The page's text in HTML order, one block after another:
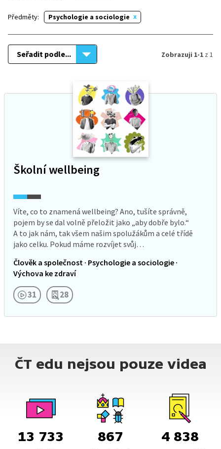
Předměty: Psychologie a sociologie
Seřadit podle... Zobrazuji 1-1 z 1
Školní wellbeing
Víte, co to znamená wellbeing? Ano, tušíte správně,
pojem by se dal volně přeložit jako „aby dobře bylo.“
A to jak nám, tak všem našim spolužákům a celé třídě
jako celku. Pokud máme rozvíjet svůj…
Člověk a společnost · Psychologie a sociologie ·
Výchova ke zdraví
31 28
ČT edu nejsou pouze videa
13 733 867 4 838